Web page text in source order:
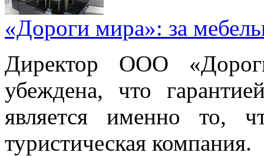
«Дороги мира»: за
Директор ООО
убеждена, что
является именно то,
туристическая компания.